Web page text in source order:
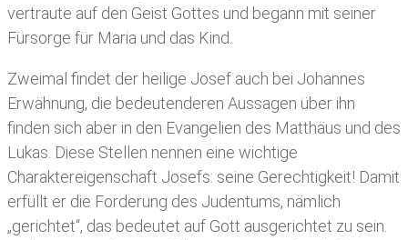
vertraute auf den Geist Gottes und begann mit seiner
Fürsorge für Maria und das Kind.
Zweimal findet der heilige Josef auch bei Johannes
Erwähnung, die bedeutenderen Aussagen über ihn
finden sich aber in den Evangelien des Matthäus und des
Lukas. Diese Stellen nennen eine wichtige
Charaktereigenschaft Josefs: seine Gerechtigkeit! Damit
erfüllt er die Forderung des Judentums, nämlich
„gerichtet“, das bedeutet auf Gott ausgerichtet zu sein.